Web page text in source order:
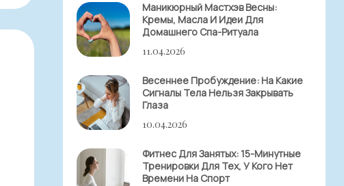
Маникюрный Мастхэв Весны:
Кремы, Масла И Идеи Для
Домашнего Спа-Ритуала
11.04.2026
Весеннее Пробуждение: На Какие
Сигналы Тела Нельзя Закрывать
Глаза
10.04.2026
Фитнес Для Занятых: 15-Минутные
Тренировки Для Тех, У Кого Нет
Времени На Спорт